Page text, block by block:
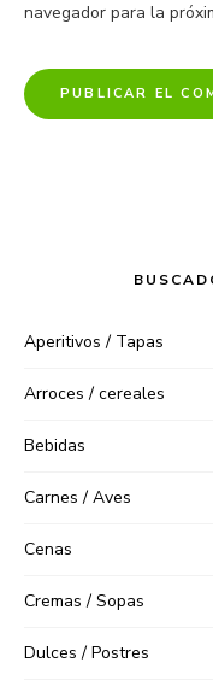
navegador para la
Aperitivos / Tapas
Arroces / cereales
Bebidas
Carnes / Aves
Cenas
Cremas / Sopas
Dulces / Postres